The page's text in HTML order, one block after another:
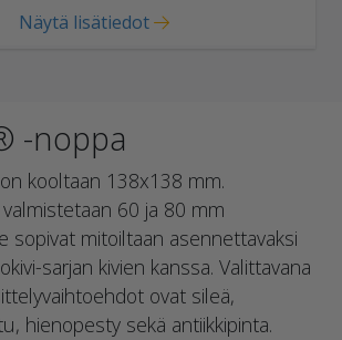
Näytä lisätiedot
-noppa
kooltaan 138x138 mm.
60 ja 80 mm
sopivat mitoiltaan asennettavaksi
sarjan kivien kanssa. Valittavana
ovat sileä,
hienopesty sekä antiikkipinta.